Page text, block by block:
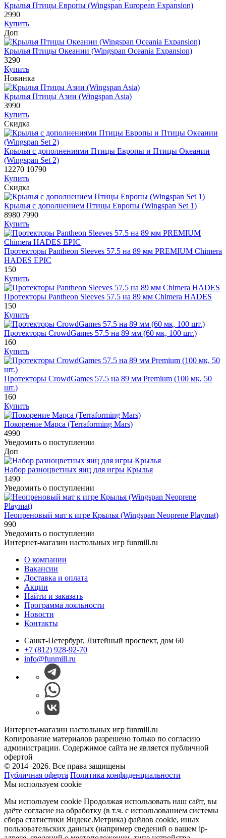
Крылья Птицы Европы (Wingspan European Expansion)
2990
Купить
Доп
Крылья Птицы Океании (Wingspan Oceania Expansion)
3290
Купить
Новинка
Крылья Птицы Азии (Wingspan Asia)
3990
Купить
Скидка
Крылья с дополнениями Птицы Европы и Птицы Океании
(Wingspan Set 2)
12270 10790
Купить
Скидка
Крылья с дополнением Птицы Европы (Wingspan Set 1)
8980 7990
Купить
Протекторы Pantheon Sleeves 57.5 на 89 мм PREMIUM Chimera
HADES EPIC
150
Купить
Протекторы Pantheon Sleeves 57.5 на 89 мм Chimera HADES
150
Купить
Протекторы CrowdGames 57.5 на 89 мм (60 мк, 100 шт.)
160
Купить
Протекторы CrowdGames 57.5 на 89 мм Premium (100 мк, 50
шт.)
160
Купить
Покорение Марса (Terraforming Mars)
4990
Уведомить о поступлении
Доп
Набор разноцветных яиц для игры Крылья
1490
Уведомить о поступлении
Неопреновый мат к игре Крылья (Wingspan Neoprene Playmat)
990
Уведомить о поступлении
Интернет-магазин настольных игр funmill.ru
О компании
Вакансии
Доставка и оплата
Акции
Найти и заказать
Программа лояльности
Новости
Контакты
Санкт-Петербург, Литейный проспект, дом 60
+7 (812) 928-92-70
info@funmill.ru
Интернет-магазин настольных игр funmill.ru
Копирование материалов разрешено только по согласию
администрации. Содержимое сайта не является публичной
офертой
© 2014–2026. Все права защищены
Публичная оферта Политика конфиденциальности
Мы используем cookie
Мы используем cookie Продолжая использовать наш cайт, вы
даёте согласие на обработку (в т.ч. с использованием системы
сбора статистики Яндекс.Метрика) файлов cookie, иных
пользовательских данных (например сведений о вашем ip-